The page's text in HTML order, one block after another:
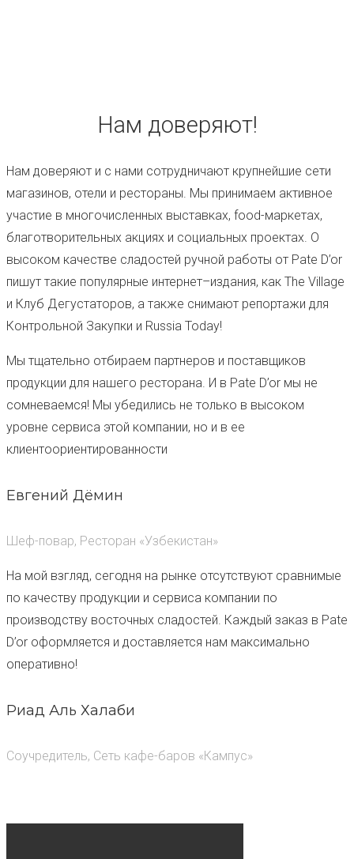
Нам доверяют!
Нам доверяют и с нами сотрудничают крупнейшие сети
магазинов, отели и рестораны. Мы принимаем активное
участие в многочисленных выставках, food-маркетах,
благотворительных акциях и социальных проектах. О
высоком качестве сладостей ручной работы от Pate D’or
пишут такие популярные интернет–издания, как The Village
и Клуб Дегустаторов, а также снимают репортажи для
Контрольной Закупки и Russia Today!
Мы тщательно отбираем партнеров и поставщиков
продукции для нашего ресторана. И в Pate D’or мы не
сомневаемся! Мы убедились не только в высоком
уровне сервиса этой компании, но и в ее
клиентоориентированности
Евгений Дёмин
Шеф-повар, Ресторан «Узбекистан»
На мой взгляд, сегодня на рынке отсутствуют сравнимые
по качеству продукции и сервиса компании по
производству восточных сладостей. Каждый заказ в Pate
D’or оформляется и доставляется нам максимально
оперативно!
Риад Аль Халаби
Соучредитель, Сеть кафе-баров «Кампус»